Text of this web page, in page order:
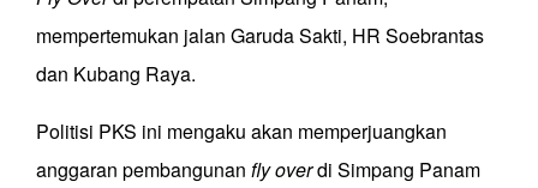
mempertemukan jalan Garuda Sakti, HR Soebrantas
dan Kubang Raya.
Politisi PKS ini mengaku akan memperjuangkan
anggaran pembangunan fly overdi Simpang Panam